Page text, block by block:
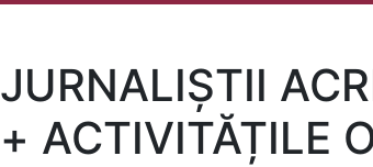
JURNALIȘTII
+ ACTIVITĂȚILE